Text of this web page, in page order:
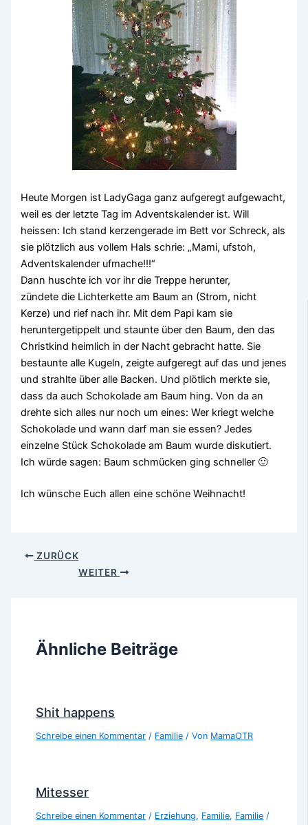
Heute Morgen ist LadyGaga ganz aufgeregt aufgewacht,
weil es der letzte Tag im Adventskalender ist. Will
heissen: Ich stand kerzengerade im Bett vor Schreck, als
sie plötzlich aus vollem Hals schrie: „Mami, ufstoh,
Adventskalender ufmache!!!“
Dann huschte ich vor ihr die Treppe herunter,
zündete die Lichterkette am Baum an (Strom, nicht
Kerze) und rief nach ihr. Mit dem Papi kam sie
heruntergetippelt und staunte über den Baum, den das
Christkind heimlich in der Nacht gebracht hatte. Sie
bestaunte alle Kugeln, zeigte aufgeregt auf das und jenes
und strahlte über alle Backen. Und plötlich merkte sie,
dass da auch Schokolade am Baum hing. Von da an
drehte sich alles nur noch um eines: Wer kriegt welche
Schokolade und wann darf man sie essen? Jedes
einzelne Stück Schokolade am Baum wurde diskutiert.
Ich würde sagen: Baum schmücken ging schneller 🙂
Ich wünsche Euch allen eine schöne Weihnacht!
ZURÜCK
WEITER
Ähnliche Beiträge
Shit happens
Schreibe einen Kommentar / Familie / Von MamaOTR
Mitesser
Schreibe einen Kommentar / Erziehung, Familie, Familie /